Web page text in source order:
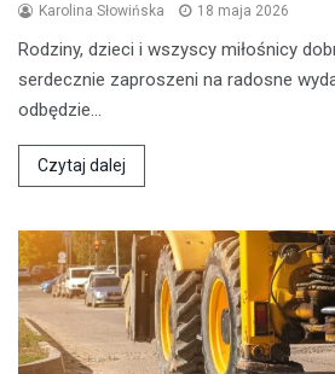
Karolina Słowińska 18 maja 2026
Rodziny, dzieci i wszyscy miłośnicy
serdecznie zaproszeni na radosne
odbędzie…
Czytaj dalej